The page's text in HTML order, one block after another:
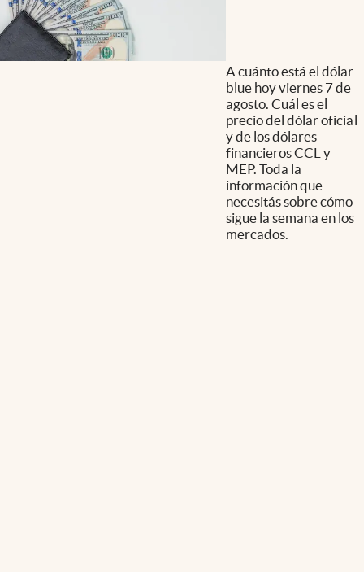
A cuánto está el dólar
blue hoy viernes 7 de
agosto. Cuál es el
precio del dólar oficial
y de los dólares
financieros CCL y
MEP. Toda la
información que
necesitás sobre cómo
sigue la semana en los
mercados.